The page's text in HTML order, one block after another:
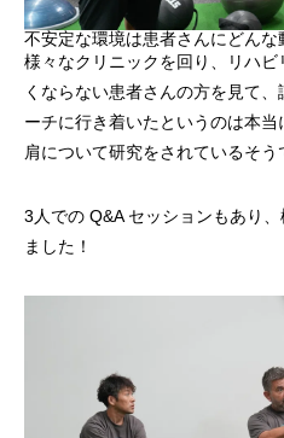
不安定な環境は患者さんにどんな
様々なクリニックを回り、リハ
くならない患者さんの方を見て
ーチに行き着いたというのは本
肩について研究をされているそう
3人での Q&A セッションもあり
ました！